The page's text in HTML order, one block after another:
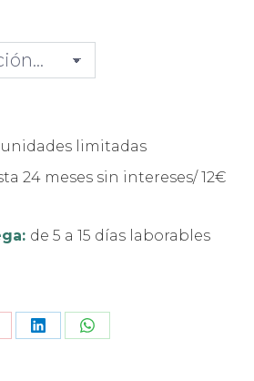
unidades limitadas
24 meses sin intereses/ 12€
de 5 a 15 días laborables
Share Share